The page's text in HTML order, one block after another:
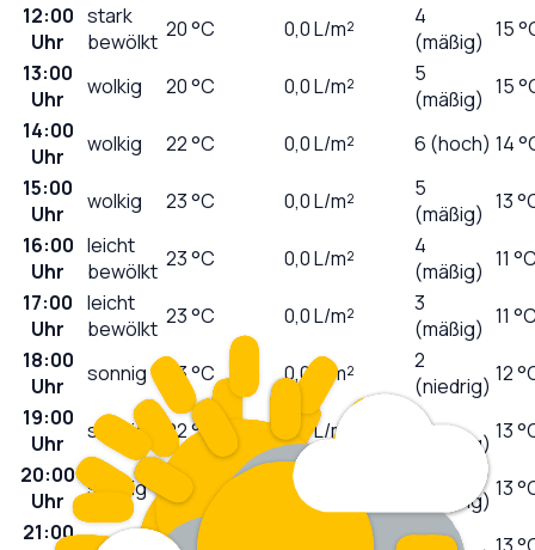
12:00
Uhr
stark
bewölkt 20°C 0,0L/m²
4
(mäßig) 15
13:00
Uhr
wolkig 20°C 0,0L/m²
5
(mäßig) 15
14:00
Uhr
wolkig 22°C 0,0L/m² 6 (hoch) 14
15:00
Uhr
wolkig 23°C 0,0L/m²
5
(mäßig) 13
16:00
Uhr
leicht
bewölkt 23°C 0,0L/m²
4
(mäßig) 11
17:00
Uhr
leicht
bewölkt 23°C 0,0L/m²
3
(mäßig) 11
18:00
Uhr
sonnig 23°C 0,0 L/m²
2
(niedrig) 12
19:00
Uhr
sonnig 22°C 0,0 L/m²
1
(niedrig) 13
20:00
Uhr
sonnig °C 0,0
(niedrig) 13
21:00
0